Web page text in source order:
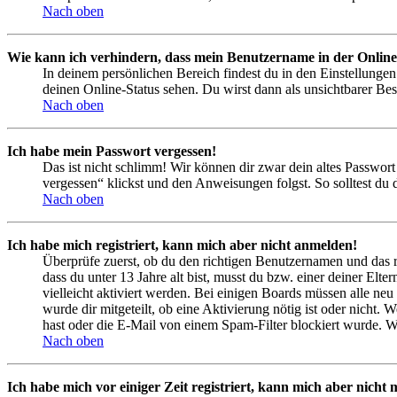
Nach oben
Wie kann ich verhindern, dass mein Benutzername in der
In deinem persönlichen Bereich findest du in den
deinen Online-Status sehen. Du wirst dann als unsichtbarer
Nach oben
Ich habe mein Passwort vergessen!
Das ist nicht schlimm! Wir können dir zwar dein altes
vergessen“ klickst und den Anweisungen folgst. So solltest
Nach oben
Ich habe mich registriert, kann mich aber nicht anmelden!
Überprüfe zuerst, ob du den richtigen Benutzernamen und
dass du unter 13 Jahre alt bist, musst du bzw. einer deiner
vielleicht aktiviert werden. Bei einigen Boards müssen alle
wurde dir mitgeteilt, ob eine Aktivierung nötig ist oder nicht.
hast oder die E-Mail von einem Spam-Filter blockiert wurde.
Nach oben
Ich habe mich vor einiger Zeit registriert, kann mich aber nicht